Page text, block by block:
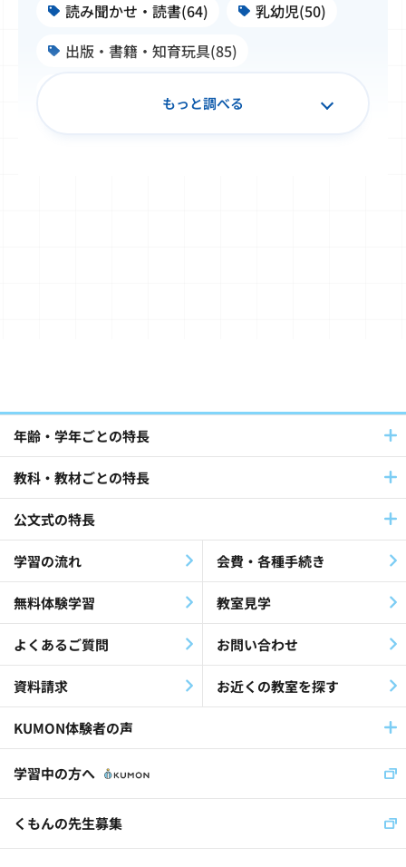
読み聞かせ・読書(64)
乳幼児(50)
出版・書籍・知育玩具(85)
パートナーとの連携(42)
社員採用(9)
公文式教室(102)
障害児・障害者(60)
教材・指導(27)
公文公(35)
就労支援(24)
最終教材修了生(26)
KEIA(41)
認知症(26)
歌(12)
放課後等デイサービス(19)
児童福祉施設(11)
くもんの先生(30)
もっと調べる
年齢・学年ごとの特長
教科・教材ごとの特長
公文式の特長
学習の流れ 会費・各種手続き
無料体験学習 教室見学
よくあるご質問 お問い合わせ
資料請求 お近くの教室を探す
KUMON体験者の声
学習中の方へ
くもんの先生募集